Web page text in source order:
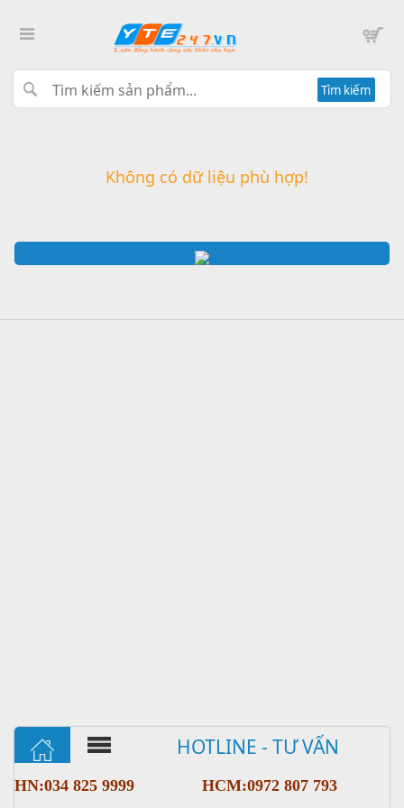
Tìm kiếm
HOTLINE - TƯ VẤN
HN:034 825 9999 HCM:0972 807 793
Không có dữ liệu phù hợp!